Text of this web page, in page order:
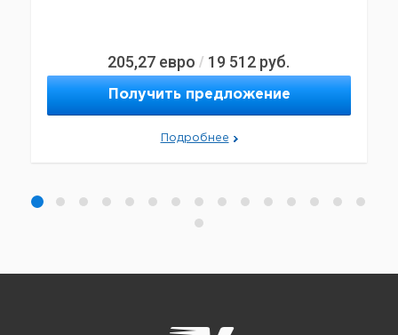
205,27 евро / 19 512 руб.
Получить предложение
Подробнее